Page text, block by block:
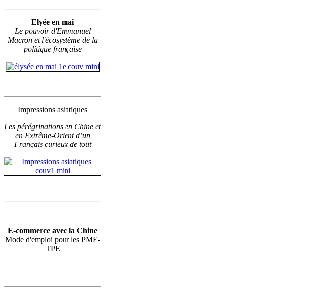
Elyée en mai
Le pouvoir d'Emmanuel
Macron et l'écosystème de la
politique française
Impressions asiatiques
Les pérégrinations en Chine et
en Extrême-Orient d’un
Français curieux de tout
E-commerce avec la Chine
Mode d'emploi pour les PME-
TPE